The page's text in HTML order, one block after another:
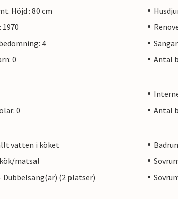
Höjd : 80 cm
4
0
Antal
0
Antal
vatten i köket
matsal
Dubbelsäng(ar) (2 platser)